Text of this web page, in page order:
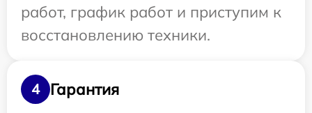
работ, график работ и приступим к
восстановлению техники.
4
Гарантия